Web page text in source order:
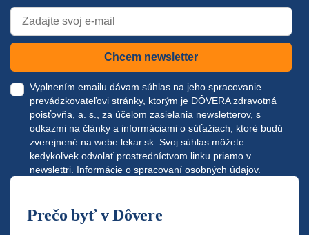
Chcem newsletter
Vyplnením emailu dávam súhlas na jeho spracovanie
prevádzkovateľovi stránky, ktorým je DÔVERA zdravotná
poisťovňa, a. s., za účelom zasielania newsletterov, s
odkazmi na články a informáciami o súťažiach, ktoré budú
zverejnené na webe lekar.sk . Svoj súhlas môžete
kedykoľvek odvolať prostredníctvom linku priamo v
newslettri. Informácie o spracovaní osobných údajov.
Prečo byť v Dôvere